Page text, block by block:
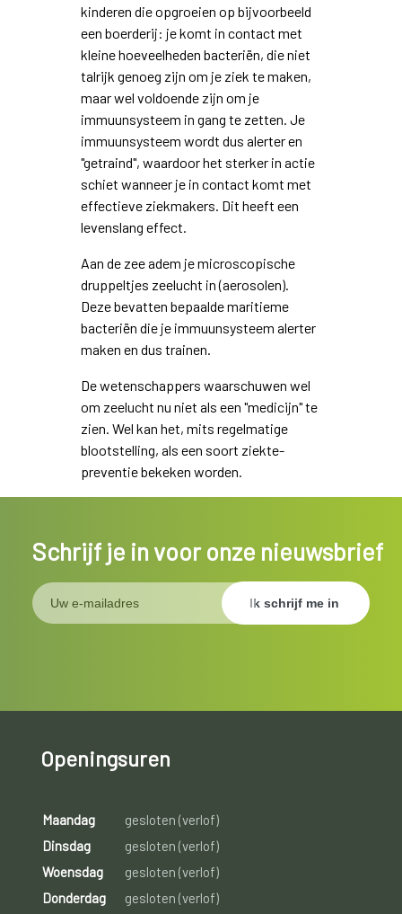
kinderen die opgroeien op bijvoorbeeld
een boerderij: je komt in contact met
kleine hoeveelheden bacteriën, die niet
talrijk genoeg zijn om je ziek te maken,
maar wel voldoende zijn om je
immuunsysteem in gang te zetten. Je
immuunsysteem wordt dus alerter en
"getraind", waardoor het sterker in actie
schiet wanneer je in contact komt met
effectieve ziekmakers. Dit heeft een
levenslang effect.
Aan de zee adem je microscopische
druppeltjes zeelucht in (aerosolen).
Deze bevatten bepaalde maritieme
bacteriën die je immuunsysteem alerter
maken en dus trainen.
De wetenschappers waarschuwen wel
om zeelucht nu niet als een "medicijn" te
zien. Wel kan het, mits regelmatige
blootstelling, als een soort ziekte-
preventie bekeken worden.
Schrijf je in voor onze nieuwsbrief
Openingsuren
Maandag
gesloten (verlof)
Dinsdag
gesloten (verlof)
Woensdag
gesloten (verlof)
Donderdag
gesloten (verlof)